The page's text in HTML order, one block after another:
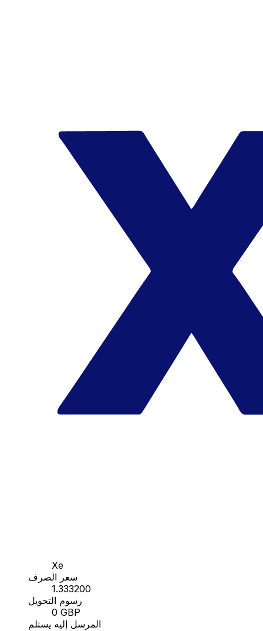
Xe
سعر الصرف
1.333200
رسوم التحويل
0 GBP
المرسل إليه يستلم